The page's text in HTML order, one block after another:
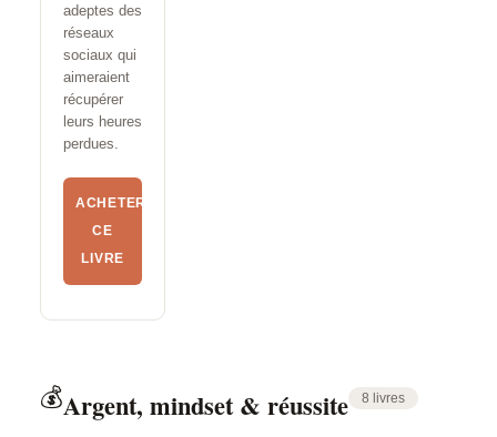
adeptes des
réseaux
sociaux qui
aimeraient
récupérer
leurs heures
perdues.
ACHETER
CE
LIVRE
💰Argent, mindset & réussite 8 livres